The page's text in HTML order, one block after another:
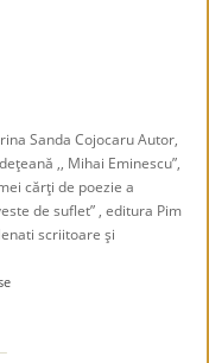
Sanda Cojocaru Autor,
,, Mihai Eminescu”,
cărţi de poezie a
de suflet” , editura Pim
scriitoare şi